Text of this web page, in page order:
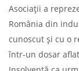
Asociații a
România din
cunoscut și cu o
într-un dosar